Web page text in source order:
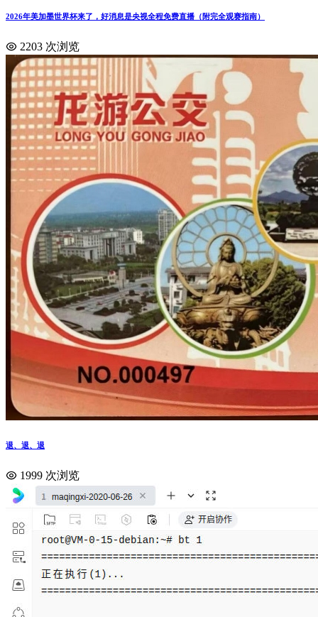
2026年美加墨世界杯来了，好消息是央视全程免费直播（附完全观赛指南）
2203 次浏览
退、退、退
1999 次浏览